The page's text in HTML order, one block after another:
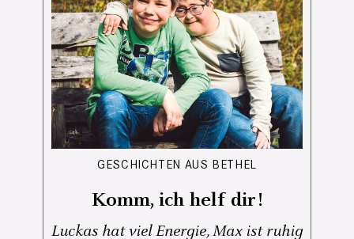
GESCHICHTEN AUS BETHEL
Komm, ich helf dir!
Luckas hat viel Energie, Max ist ruhig